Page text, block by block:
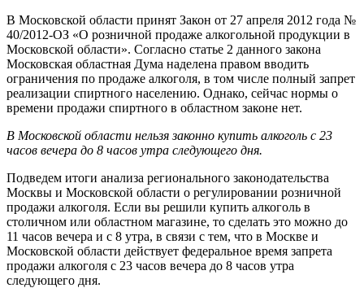
В Московской области принят Закон от 27 апреля 2012 года №
40/2012-ОЗ «О розничной продаже алкогольной продукции в
Московской области». Согласно статье 2 данного закона
Московская областная Дума наделена правом вводить
ограничения по продаже алкоголя, в том числе полный запрет
реализации спиртного населению. Однако, сейчас нормы о
времени продажи спиртного в областном законе нет.
В Московской области нельзя законно купить алкоголь с 23
часов вечера до 8 часов утра следующего дня.
Подведем итоги анализа регионального законодательства
Москвы и Московской области о регулировании розничной
продажи алкоголя. Если вы решили купить алкоголь в
столичном или областном магазине, то сделать это можно до
11 часов вечера и с 8 утра, в связи с тем, что в Москве и
Московской области действует федеральное время запрета
продажи алкоголя с 23 часов вечера до 8 часов утра
следующего дня.